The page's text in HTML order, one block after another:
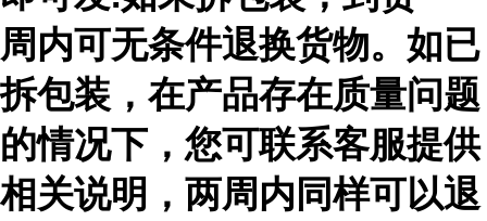
周内可无条件退换货物。如已
拆包装，在产品存在质量问题
的情况下，您可联系客服提供
相关说明，两周内同样可以退